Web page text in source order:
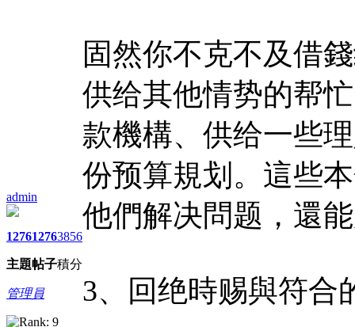
admin
1276
主題
1276
帖子
3856
積分
管理員
固然你不克不及借
供给其他情势的帮
款機構、供给一些
份预算規划。這些
他們解决問题，還
3、回绝時赐與符合